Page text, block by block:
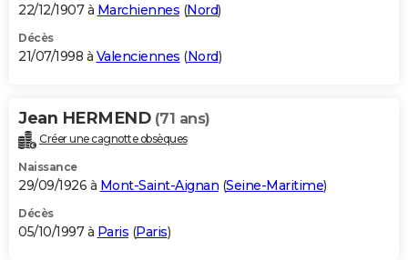
22/12/1907 à Marchiennes (Nord)
Décès
21/07/1998 à Valenciennes (Nord)
Jean HERMEND (71 ans)
Créer une cagnotte obsèques
Naissance
29/09/1926 à Mont-Saint-Aignan (Seine-Maritime)
Décès
05/10/1997 à Paris (Paris)